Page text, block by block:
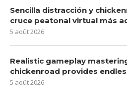
Sencilla distracción y
cruce peatonal virtual más
5 août 2026
Realistic gameplay
chickenroad provides
5 août 2026